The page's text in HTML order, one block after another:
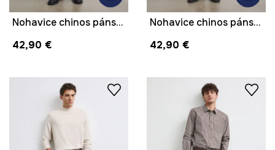
Nohavice chinos pánske bavlnené s elastanom
42,90 €
Nohavice chinos pánske bavlnené s elastanom
42,90 €